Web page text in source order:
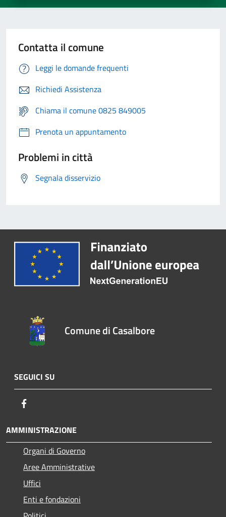
Contatta il comune
Leggi le domande frequenti
Richiedi Assistenza
Chiama il comune 0825 849005
Prenota un appuntamento
Problemi in città
Segnala disservizio
Comune di Casalbore
SEGUICI SU
AMMINISTRAZIONE
Organi di Governo
Aree Amministrative
Uffici
Enti e fondazioni